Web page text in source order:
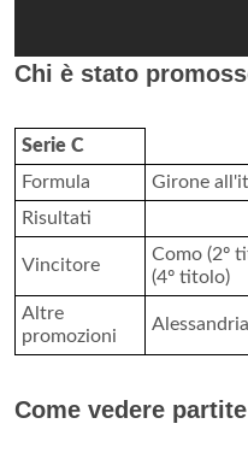
Chi è stato
Serie C
Formula
Girone
Risultati
Vincitore
Como (2º
(4º titolo)
Altre
promozioni
Alessandria
Come vedere